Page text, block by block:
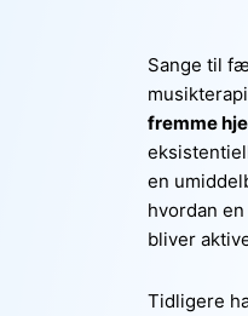
Sange til
fremme
en
hvordan
bliver
Tidligere